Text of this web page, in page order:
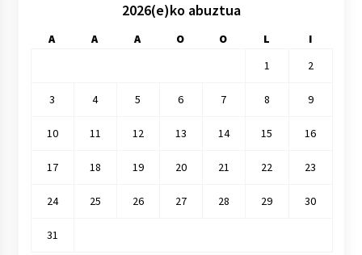
2026(e)ko abuztua
A A A O O L
I
1
2
3 4 5 6 7 8 9
10 11 12 13 14 15 16
17 18 19 20 21 22 23
24 25 26 27 28 29 30
31